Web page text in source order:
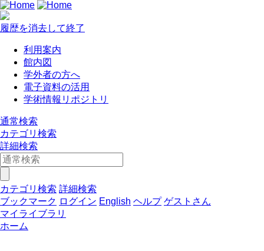
履歴を消去して終了
利用案内
館内図
学外者の方へ
電子資料の活用
学術情報リポジトリ
通常検索
カテゴリ検索
詳細検索
カテゴリ検索 詳細検索
ブックマーク ログイン English ヘルプ ゲストさん
マイライブラリ
ホーム